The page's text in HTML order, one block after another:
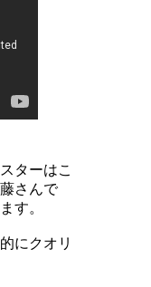
ターはこ
さんで
す。
にクオリ